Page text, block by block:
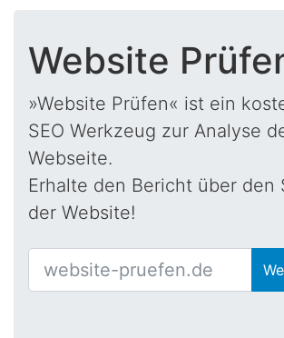
Website
»Website Prüfen« ist ein
SEO Werkzeug zur Analyse
Webseite.
Erhalte den Bericht über den
der Website!